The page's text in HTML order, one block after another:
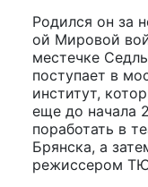
Родился он за
ой Мировой
местечке
поступает в
институт,
еще до начала
поработать в
Брянска, а
режиссером